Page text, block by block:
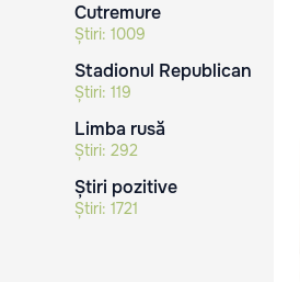
Cutremure
Știri: 1009
Stadionul Republican
Știri: 119
Limba rusă
Știri: 292
Știri pozitive
Știri: 1721